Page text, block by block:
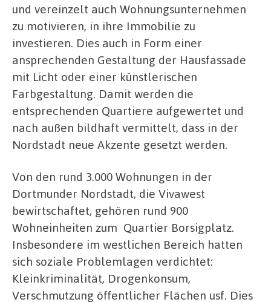
und vereinzelt auch Wohnungsunternehmen
zu motivieren, in ihre Immobilie zu
investieren. Dies auch in Form einer
ansprechenden Gestaltung der Hausfassade
mit Licht oder einer künstlerischen
Farbgestaltung. Damit werden die
entsprechenden Quartiere aufgewertet und
nach außen bildhaft vermittelt, dass in der
Nordstadt neue Akzente gesetzt werden.
Von den rund 3.000 Wohnungen in der
Dortmunder Nordstadt, die Vivawest
bewirtschaftet, gehören rund 900
Wohneinheiten zum Quartier Borsigplatz.
Insbesondere im westlichen Bereich hatten
sich soziale Problemlagen verdichtet:
Kleinkriminalität, Drogenkonsum,
Verschmutzung öffentlicher Flächen usf. Dies